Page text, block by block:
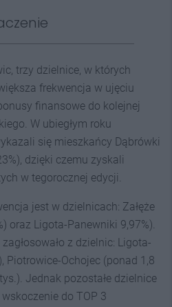
trzy dzielnice, w których
frekwencja w ujęciu
finansowe do kolejnej
W ubiegłym roku
się mieszkańcy Dąbrówki
dzięki czemu zyskali
w tegorocznej edycji.
jest w dzielnicach: Załęże
oraz Ligota-Panewniki 9,97%).
z dzielnic: Ligota-
Piotrowice-Ochojec (ponad 1,8
Jednak pozostałe dzielnice
do TOP 3